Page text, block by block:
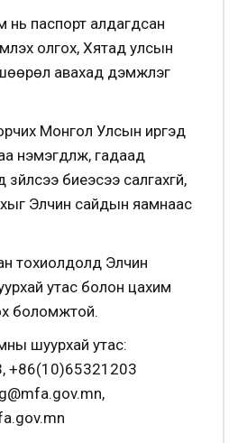
нь паспорт алдагдсан
олгох, Хятад улсын
авахад дэмжлэг
Монгол Улсын иргэд
нэмэгдүүлж, гадаад
биеэсээ салгахгүй,
Элчин сайдын яамнаас
тохиолдолд Элчин
утас болон цахим
боломжтой.
шуурхай утас:
+86(10)65321203